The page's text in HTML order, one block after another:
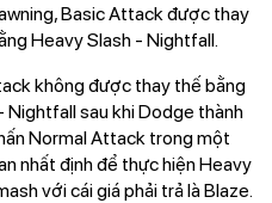
Basic Attack được thay
Heavy Slash - Nightfall.
không được thay thế bằng
Nightfall sau khi Dodge thành
Normal Attack trong một
nhất định để thực hiện Heavy
với cái giá phải trả là Blaze.